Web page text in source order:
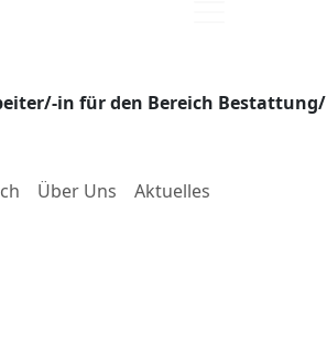
in für den Bereich Bestattung/
Über Uns Aktuelles